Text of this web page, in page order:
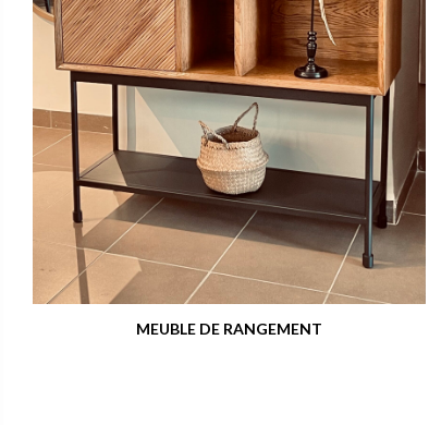
MEUBLE DE RANGEMENT